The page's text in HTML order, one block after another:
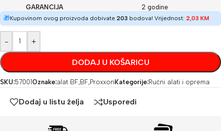
GARANCIJA
2 godine
🎁Kupovinom ovog proizvoda dobivate 203 bodova! Vrijednost: 2,03 KM
- +
DODAJ U KOŠARICU
SKU:57001 Oznake:alat BF,BF,Proxxon Kategorije:Ručni alati i oprema
Dodaj u listu želja Usporedi